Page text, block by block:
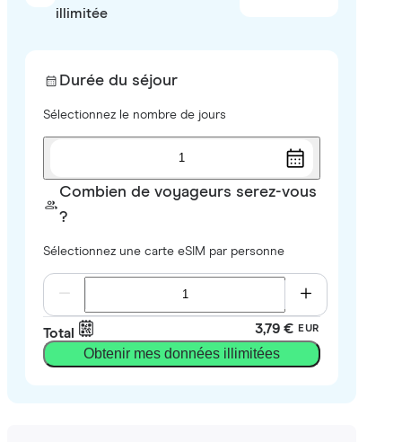
illimitée
Durée du séjour
Sélectionnez le nombre de jours
1
Combien de voyageurs serez-vous
?
Sélectionnez une carte eSIM par personne
Total 3,79 € EUR
Obtenir mes données illimitées